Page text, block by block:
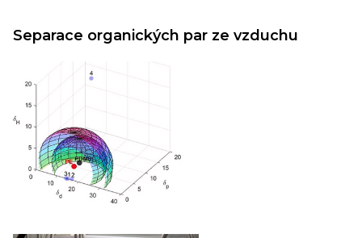
Separace organických par ze vzduchu